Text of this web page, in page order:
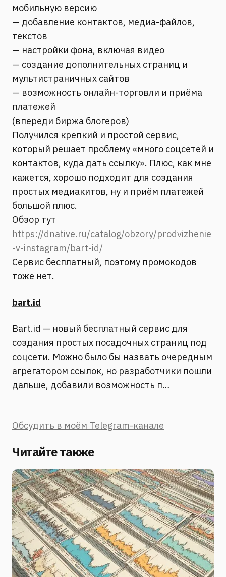
мобильную версию
— добавление контактов, медиа-файлов,
текстов
— настройки фона, включая видео
— создание дополнительных страниц и
мультистраничных сайтов
— возможность онлайн-торговли и приёма
платежей
(впереди биржа блогеров)
Получился крепкий и простой сервис,
который решает проблему «много соцсетей и
контактов, куда дать ссылку». Плюс, как мне
кажется, хорошо подходит для создания
простых медиакитов, ну и приём платежей
большой плюс.
Обзор тут
https://dnative.ru/catalog/obzory/prodvizhenie
-v-instagram/bart-id/
Сервис бесплатный, поэтому промокодов
тоже нет.
bart.id
Bart.id — новый бесплатный сервис для
создания простых посадочных страниц под
соцсети. Можно было бы назвать очередным
агрегатором ссылок, но разработчики пошли
дальше, добавили возможность п…
Обсудить в моём Telegram-канале
Читайте также